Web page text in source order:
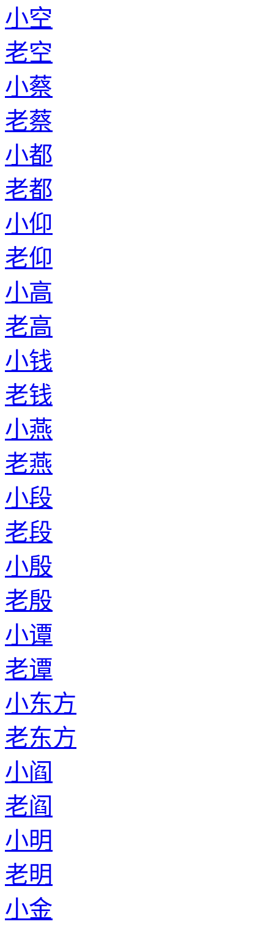
小空
老空
小蔡
老蔡
小都
老都
小仰
老仰
小高
老高
小钱
老钱
小燕
老燕
小段
老段
小殷
老殷
小谭
老谭
小东方
老东方
小阎
老阎
小明
老明
小金